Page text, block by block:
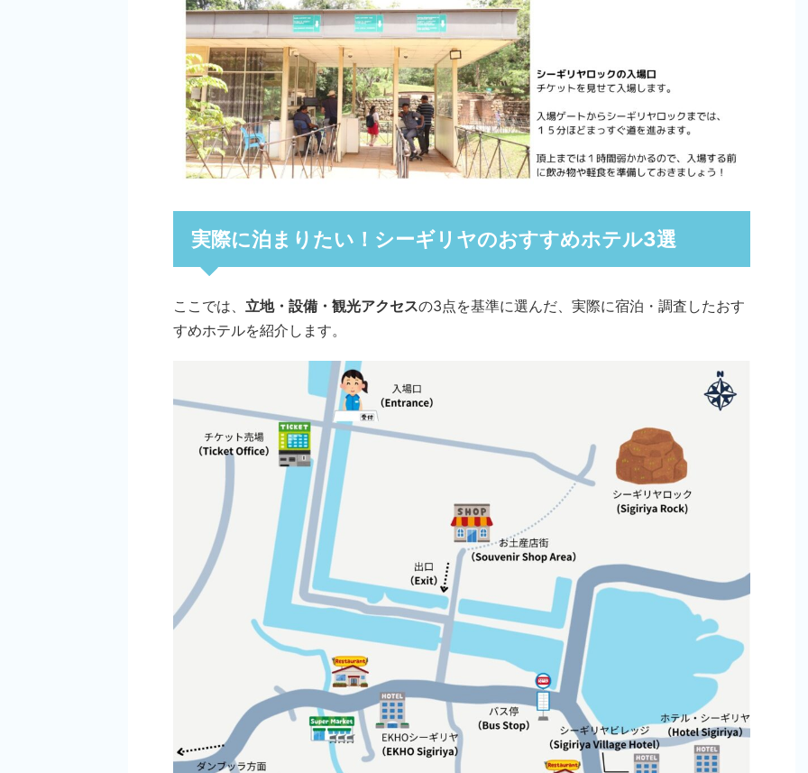
実際に泊まりたい！シーギリヤのおすすめホテル3選
ここでは、 立地・設備・観光アクセスの3点を基準に選んだ、実際に宿泊・調査したおす
すめホテルを紹介します。